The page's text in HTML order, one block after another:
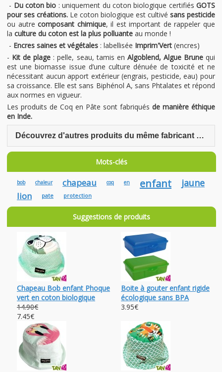
- Du coton bio : uniquement du coton biologique certifiésGOTS
pour ses créations. Le coton biologique est cultivé sans pesticide
ou autrecomposant chimique, il est important de rappeler que
la culture du coton est la plus polluante au monde !
- Encres saines et végétales : labellisée Imprim'Vert (encres)
- Kit de plage : pelle, seau, tamis en Algoblend, Algue Brunequi
est une biomasse issue d’une culture dénuée de toxicité et ne
nécessitant aucun apport extérieur (engrais, pesticide, eau) pour
sa croissance. Elle est sans Biphénol A, sans Phtalates et répond
aux normes en vigueur.
Les produits de Coq en Pâte sont fabriqués de manière éthique
en Inde.
Découvrez d'autres produits du même fabricant Coq en Pâte
Mots-clés
bob chaleur chapeau coq en enfant jaune
lion pate protection
Suggestions de produits
Chapeau Bob enfant Phoque
vert en coton biologique
14.90€
7.45€
Boite à gouter enfant rigide
écologique sans BPA
3.95€